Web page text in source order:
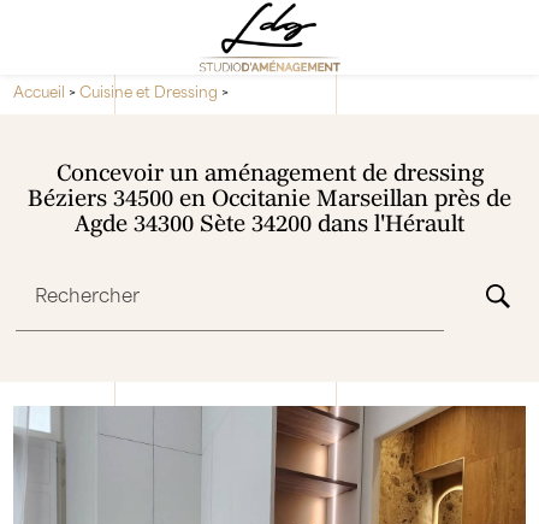
Accueil >Cuisine et Dressing >
Concevoir un aménagement de dressing
Béziers 34500 en Occitanie Marseillan près de
Agde 34300 Sète 34200 dans l'Hérault
Rechercher
Panneau de gestion des cookies